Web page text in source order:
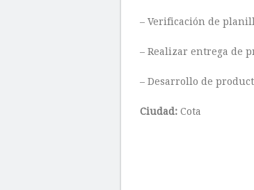
– Verificación de
– Realizar entrega de
– Desarrollo de
Ciudad: Cota